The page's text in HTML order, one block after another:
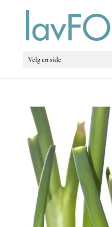
Velg en side